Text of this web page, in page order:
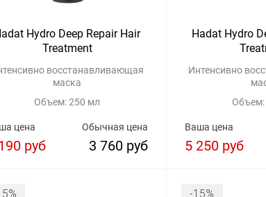
Hydro Deep Repair Hair
Treatment
восстанавливающая
маска
Объем: 250 мл
Обычная цена
3 760 руб
цена
руб
Hadat Hydro
Интенсивно
Объем:
Ваша цена
5 250 руб
-15%